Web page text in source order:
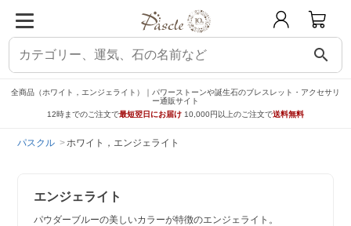
search
全商品（ホワイト，エンジェライト）｜パワーストーンや誕生石のブレスレット・アクセサリ
ー通販サイト
12時までのご注文で最短翌日にお届け 10,000円以上のご注文で送料無料
パスクル ホワイト，エンジェライト
エンジェライト
パウダーブルーの美しいカラーが特徴のエンジェライト。